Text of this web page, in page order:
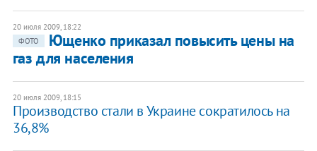
20 июля 2009, 18:22
ФОТО
Ющенко приказал повысить цены на
газ для населения
20 июля 2009, 18:15
Производство стали в Украине сократилось на
36,8%